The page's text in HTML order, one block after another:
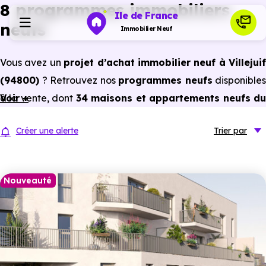
Ile de France
Immobilier Neuf
Actualités
Ressources
8 programmes immobiliers
neufs
Vous avez un projet d’achat immobilier neuf à Villejuif
(94800) ? Retrouvez nos programmes neufs disponibles
à la vente, dont 34 maisons et appartements neufs du
frais d’agence.
à Villejuif (94800)
, vous pouvez aussi bénéficier des
avantages du neuf :
PTZ, TVA réduite dans certains cas,
frais de notaire réduits, bonnes performances
énergétiques, garanties constructeur, etc.
Voir +
Créer une alerte Trier par
Nouveauté